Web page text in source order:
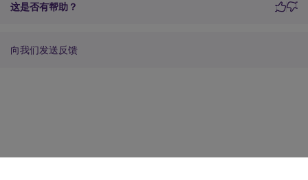
这是否有帮助？
向我们发送反馈